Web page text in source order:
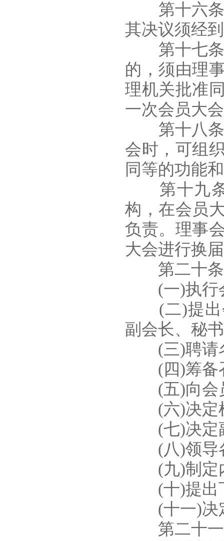
第十六条
其决议须经
第十七条
的，须由理
理机关批准
一次会员大
第十八条
会时，可组
同等的功能
第十九条
构，在会员
负责。理事
大会进行换
第二十条
(一)执行
(二)提出会
副会长、秘
(三)聘请名
(四)筹备
(五)向会员
(六)决定
(七)决定副
(八)领导
(九)制定
(十)提出
(十一)决
第二十一